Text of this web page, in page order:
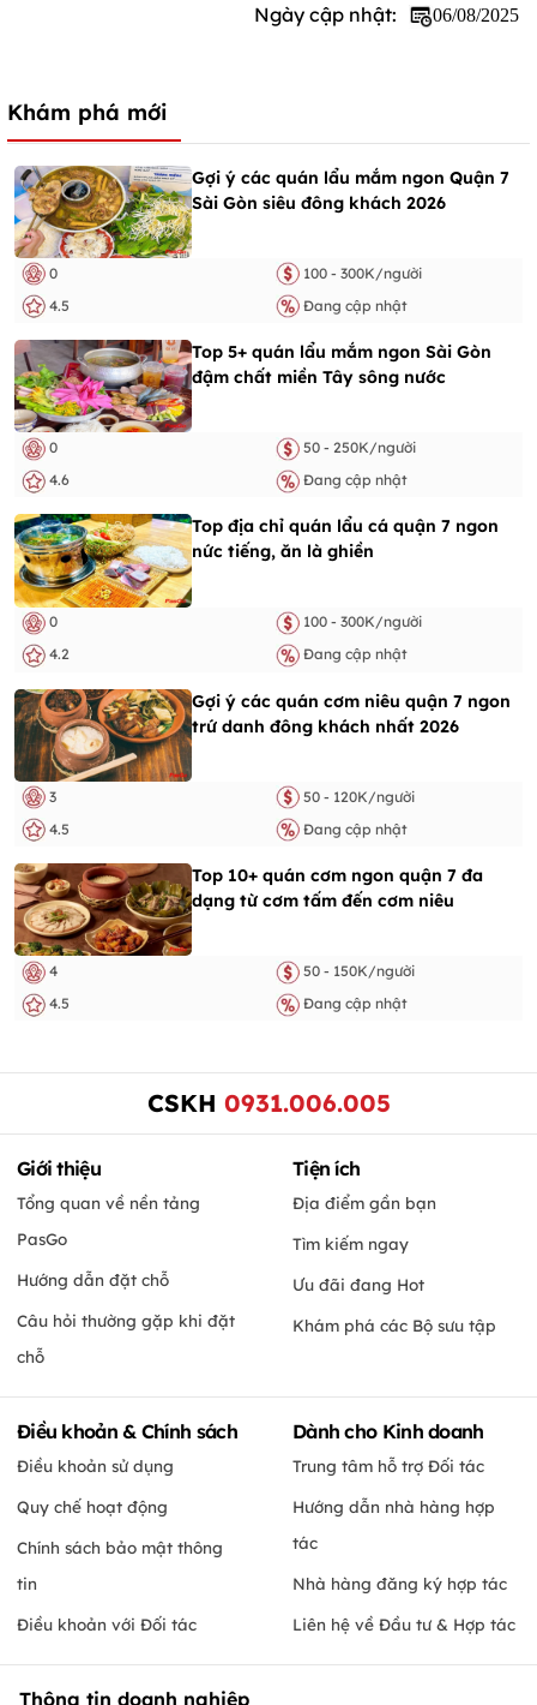
Ngày cập nhật:
06/08/2025
Khám phá mới
Gợi ý các quán lẩu mắm ngon Quận 7
Sài Gòn siêu đông khách 2026
0
100 - 300K/người
4.5
Đang cập nhật
Top 5+ quán lẩu mắm ngon Sài Gòn
đậm chất miền Tây sông nước
0
50 - 250K/người
4.6
Đang cập nhật
Top địa chỉ quán lẩu cá quận 7 ngon
nức tiếng, ăn là ghiền
0
100 - 300K/người
4.2
Đang cập nhật
Gợi ý các quán cơm niêu quận 7 ngon
trứ danh đông khách nhất 2026
3
50 - 120K/người
4.5
Đang cập nhật
Top 10+ quán cơm ngon quận 7 đa
dạng từ cơm tấm đến cơm niêu
4
50 - 150K/người
4.5
Đang cập nhật
CSKH 0931.006.005
Giới thiệu
Tổng quan về nền tảng
PasGo
Hướng dẫn đặt chỗ
Câu hỏi thường gặp khi đặt
chỗ
Tiện ích
Địa điểm gần bạn
Tìm kiếm ngay
Ưu đãi đang Hot
Khám phá các Bộ sưu tập
Điều khoản & Chính sách
Điều khoản sử dụng
Quy chế hoạt động
Chính sách bảo mật thông
tin
Điều khoản với Đối tác
Dành cho Kinh doanh
Trung tâm hỗ trợ Đối tác
Hướng dẫn nhà hàng hợp
tác
Nhà hàng đăng ký hợp tác
Liên hệ về Đầu tư & Hợp tác
Thông tin doanh nghiệp